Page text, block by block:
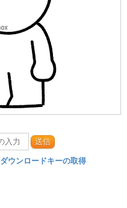
送信
ダウンロードキーの取得